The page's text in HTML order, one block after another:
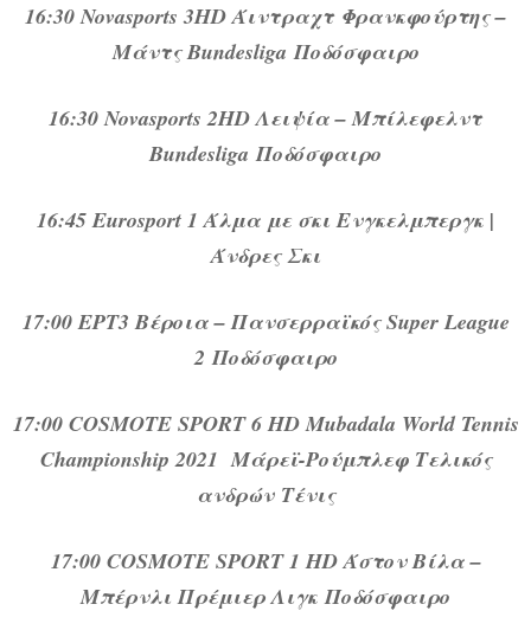
16:30 Novasports 3HD Άιντραχτ Φρανκφούρτης –
Μάντς Bundesliga Ποδόσφαιρο
16:30 Novasports 2HD Λειψία – Μπίλεφελντ
Bundesliga Ποδόσφαιρο
16:45 Eurosport 1 Άλμα με σκι Ενγκελμπεργκ |
Άνδρες Σκι
17:00 ΕΡΤ3 Βέροια – Πανσερραϊκός Super League
2 Ποδόσφαιρο
17:00 COSMOTE SPORT 6 HD Mubadala World Tennis
Championship 2021 Μάρεϊ-Ρούμπλεφ Τελικός
ανδρών Τένις
17:00 COSMOTE SPORT 1 HD Άστον Βίλα –
Μπέρνλι Πρέμιερ Λιγκ Ποδόσφαιρο